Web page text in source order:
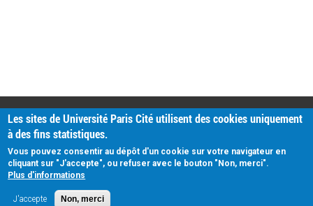
PRATIQUE
Plan d'accès
Intranet
Mentions légales
Données personnelles
Les sites de Université Paris Cité utilisent des cookies uniquement
à des fins statistiques.
Vous pouvez consentir au dépôt d'un cookie sur votre navigateur en
cliquant sur "J'accepte", ou refuser avec le bouton "Non, merci".
Plus d'informations
J'accepte Non, merci